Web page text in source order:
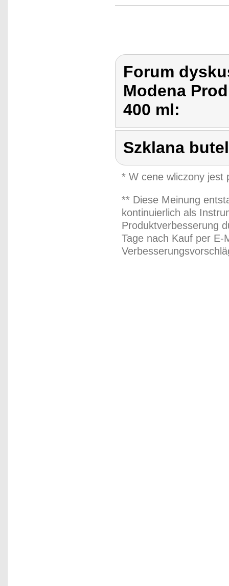
Forum
Modena
400 ml:
Szklana
* W cene wliczony jest
** Diese Meinung
kontinuierlich als
Produktverbesserung
Tage nach Kauf per E-